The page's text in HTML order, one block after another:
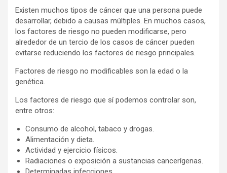
Existen muchos tipos de cáncer que una persona puede
desarrollar, debido a causas múltiples. En muchos casos,
los factores de riesgo no pueden modificarse, pero
alrededor de un tercio de los casos de cáncer pueden
evitarse reduciendo los factores de riesgo principales.
Factores de riesgo no modificables son la edad o la
genética.
Los factores de riesgo que sí podemos controlar son,
entre otros:
Consumo de alcohol, tabaco y drogas.
Alimentación y dieta.
Actividad y ejercicio físicos.
Radiaciones o exposición a sustancias cancerígenas.